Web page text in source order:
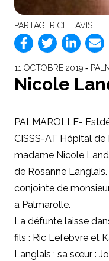
PARTAGER CET AVIS
11 OCTOBRE 2019 ‐
Nicole
PALMAROLLE-
CISSS-AT Hôpital de
madame Nicole
de Rosanne
conjointe de
à Palmarolle.
La défunte laisse
fils : Ric Lefebvre et
Langlais ; sa sœur :